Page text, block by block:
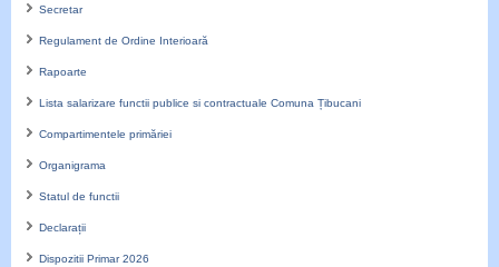
Secretar
Regulament de Ordine Interioară
Rapoarte
Lista salarizare functii publice si contractuale Comuna Țibucani
Compartimentele primăriei
Organigrama
Statul de functii
Declarații
Dispozitii Primar 2026